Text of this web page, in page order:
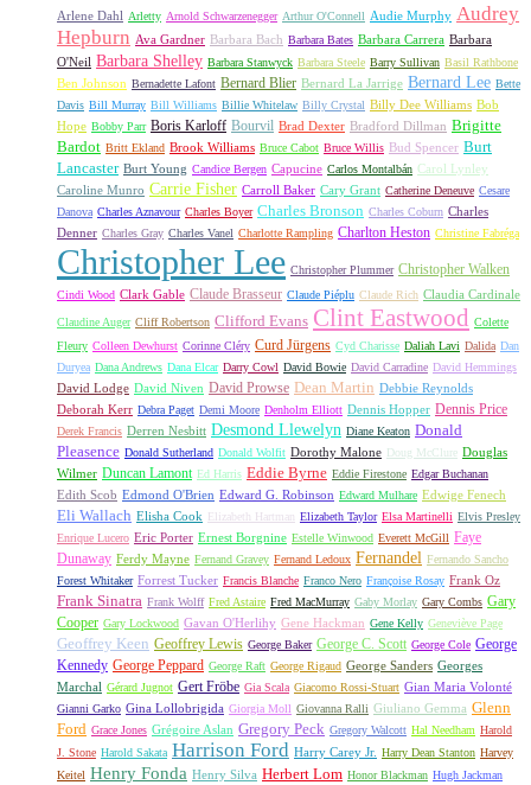
Arlene Dahl Arletty Arnold Schwarzenegger Arthur O'Connell Audie Murphy Audrey
Hepburn Ava Gardner Barbara Bach Barbara Bates Barbara Carrera Barbara
O'Neil Barbara Shelley Barbara Stanwyck Barbara Steele Barry Sullivan Basil Rathbone
Ben Johnson Bernadette Lafont Bernard Blier Bernard La Jarrige Bernard Lee Bette
Davis Bill Murray Bill Williams Billie Whitelaw Billy Crystal Billy Dee Williams Bob
Hope Bobby Parr Boris Karloff Bourvil Brad Dexter Bradford Dillman Brigitte
Bardot Britt Ekland Brook Williams Bruce Cabot Bruce Willis Bud Spencer Burt
Lancaster Burt Young Candice Bergen Capucine Carlos Montalbán Carol Lynley
Caroline Munro Carrie Fisher Carroll Baker Cary Grant Catherine Deneuve Cesare
Danova Charles Aznavour Charles Boyer Charles Bronson Charles Coburn Charles
Denner Charles Gray Charles Vanel Charlotte Rampling Charlton Heston Christine Fabréga
Christopher Lee Christopher Plummer Christopher Walken
Cindi Wood Clark Gable Claude Brasseur Claude Piéplu Claude Rich Claudia Cardinale
Claudine Auger Cliff Robertson Clifford Evans Clint Eastwood Colette
Fleury Colleen Dewhurst Corinne Cléry Curd Jürgens Cyd Charisse Daliah Lavi Dalida Dan
Duryea Dana Andrews Dana Elcar Darry Cowl David Bowie David Carradine David Hemmings
David Lodge David Niven David Prowse Dean Martin Debbie Reynolds
Deborah Kerr Debra Paget Demi Moore Denholm Elliott Dennis Hopper Dennis Price
Derek Francis Derren Nesbitt Desmond Llewelyn Diane Keaton Donald
Pleasence Donald Sutherland Donald Wolfit Dorothy Malone Doug McClure Douglas
Wilmer Duncan Lamont Ed Harris Eddie Byrne Eddie Firestone Edgar Buchanan
Edith Scob Edmond O'Brien Edward G. Robinson Edward Mulhare Edwige Fenech
Eli Wallach Elisha Cook Elizabeth Hartman Elizabeth Taylor Elsa Martinelli Elvis Presley
Enrique Lucero Eric Porter Ernest Borgnine Estelle Winwood Everett McGill Faye
Dunaway Ferdy Mayne Fernand Gravey Fernand Ledoux Fernandel Fernando Sancho
Forest Whitaker Forrest Tucker Francis Blanche Franco Nero Françoise Rosay Frank Oz
Frank Sinatra Frank Wolff Fred Astaire Fred MacMurray Gaby Morlay Gary Combs Gary
Cooper Gary Lockwood Gavan O'Herlihy Gene Hackman Gene Kelly Geneviève Page
Geoffrey Keen Geoffrey Lewis George Baker George C. Scott George Cole George
Kennedy George Peppard George Raft George Rigaud George Sanders Georges
Marchal Gérard Jugnot Gert Fröbe Gia Scala Giacomo Rossi-Stuart Gian Maria Volonté
Gianni Garko Gina Lollobrigida Giorgia Moll Giovanna Ralli Giuliano Gemma Glenn
Ford Grace Jones Grégoire Aslan Gregory Peck Gregory Walcott Hal Needham Harold
J. Stone Harold Sakata Harrison Ford Harry Carey Jr. Harry Dean Stanton Harvey
Keitel Henry Fonda Henry Silva Herbert Lom Honor Blackman Hugh Jackman